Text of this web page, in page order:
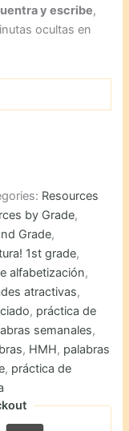
y escribe,
ocultas en
Resources
by Grade,
Grade,
1st grade,
alfabetización,
atractivas,
, práctica de
semanales,
, HMH, palabras
, práctica de